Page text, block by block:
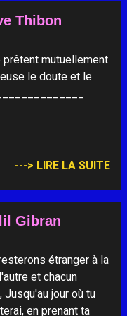
Et vous en avez
nous projette
Et le fleuve devient
de liberté. "A
le grain ne porte pas
quitter un jour
qui fait souffrir et
pas la mort
de ...
Thibon
mutuellement
le doute et le
---> LIRE LA SUITE
Gibran
étranger à la
et chacun
Jusqu'au jour où tu
en prenant ta